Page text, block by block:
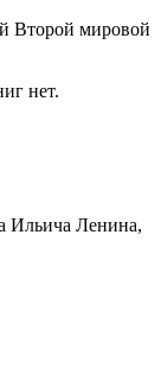
Второй мировой
нет.
Ильича Ленина,